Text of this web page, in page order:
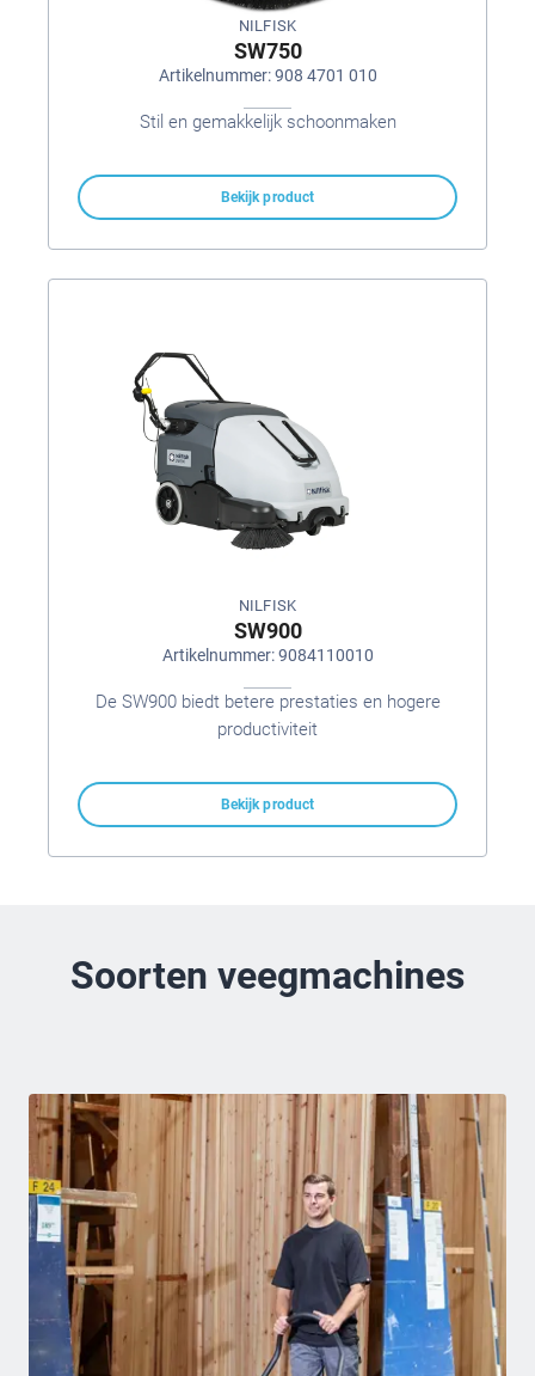
NILFISK
SW750
Artikelnummer: 908 4701 010
Stil en gemakkelijk schoonmaken
Bekijk product
NILFISK
SW900
Artikelnummer: 9084110010
De SW900 biedt betere prestaties en hogere
productiviteit
Bekijk product
Soorten veegmachines